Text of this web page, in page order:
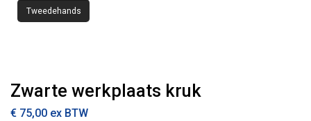
Tweedehands
Zwarte werkplaats kruk
€ 75,00 ex BTW